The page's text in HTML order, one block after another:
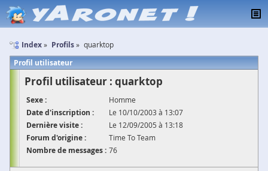
Index Profils quarktop
Profil utilisateur
Profil utilisateur : quarktop
Sexe : Homme
Date d'inscription : Le 10/10/2003 à 13:07
Dernière visite : Le 12/09/2005 à 13:18
Forum d'origine : Time To Team
Nombre de messages : 76